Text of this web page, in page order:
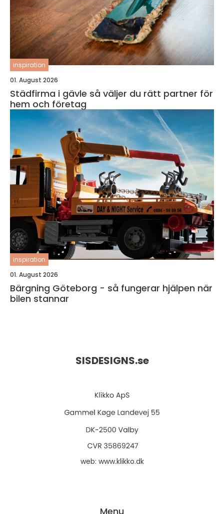
inspiration
01. August 2026
Städfirma i gävle så väljer du rätt partner för
hem och företag
inspiration
01. August 2026
Bärgning Göteborg - så fungerar hjälpen när
bilen stannar
SISDESIGNS.se
web: www.klikko.dk
Menu